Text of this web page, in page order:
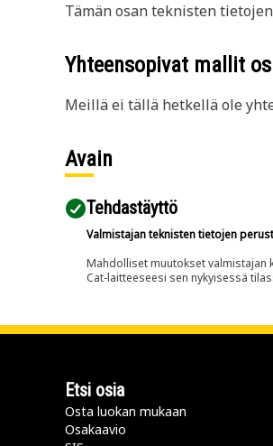
Tämän osan teknisten
Yhteensopivat mallit
Meillä ei tällä hetkellä ole
Avain
Tehdastäyttö
Valmistajan teknisten tietojen
Mahdolliset muutokset valmistajan
Cat-laitteeseesi sen nykyisessä
Etsi osia
Osta luokan mukaan
Osakaavio